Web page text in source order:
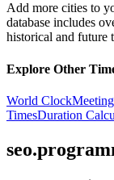
Add more cities to
database includes
historical and future
Explore Other
World Clock
TimesDuration